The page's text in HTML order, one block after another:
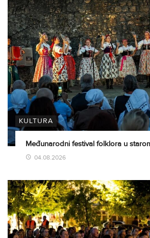
KULTURA
Međunarodni festival folklora u
04.08.2026